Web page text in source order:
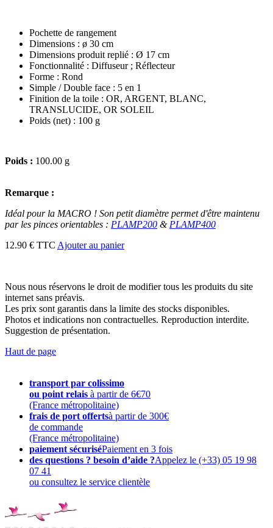
Pochette de rangement
Dimensions : ø 30 cm
Dimensions produit replié : Ø 17 cm
Fonctionnalité : Diffuseur ; Réflecteur
Forme : Rond
Simple / Double face : 5 en 1
Finition de la toile : OR, ARGENT, BLANC,
TRANSLUCIDE, OR SOLEIL
Poids (net) : 100 g
Poids : 100.00 g
Remarque :
Idéal pour la MACRO ! Son petit diamètre permet d'être maintenu
par les pinces orientables : PLAMP200 & PLAMP400
12.90 € TTC Ajouter au panier
Nous nous réservons le droit de modifier tous les produits du site
internet sans préavis.
Les prix sont garantis dans la limite des stocks disponibles.
Photos et indications non contractuelles. Reproduction interdite.
Suggestion de présentation.
Haut de page
transport par colissimo
ou point relais à partir de 6€70
(France métropolitaine)
frais de port offertsà partir de 300€
de commande
(France métropolitaine)
paiement sécuriséPaiement en 3 fois
des questions ? besoin d’aide ?Appelez le (+33) 05 19 98
07 41
ou consultez le service clientèle